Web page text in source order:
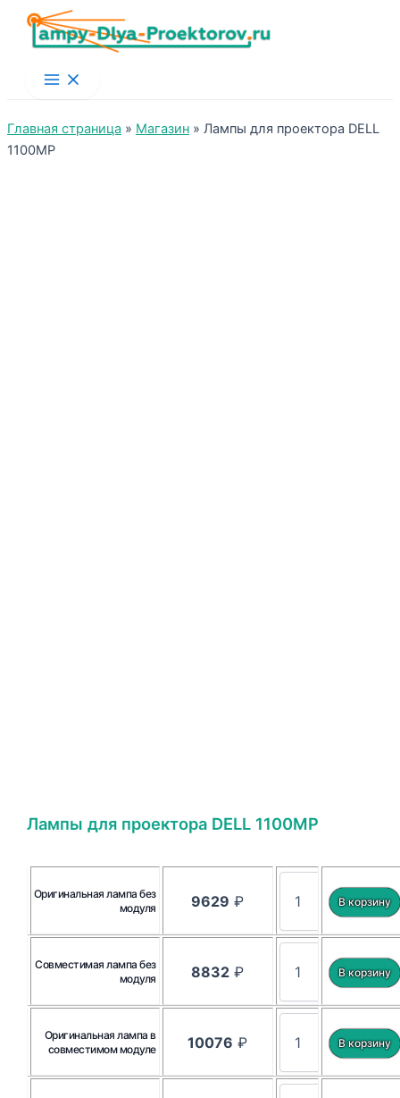
Main
Menu
Главная страница » Магазин » Лампы для проектора DELL
1100MP
Лампы для проектора DELL 1100MP
Оригинальная лампа без
модуля
9629 ₽
Совместимая лампа без
модуля
8832 ₽
Оригинальная лампа в
совместимом модуле
10076 ₽